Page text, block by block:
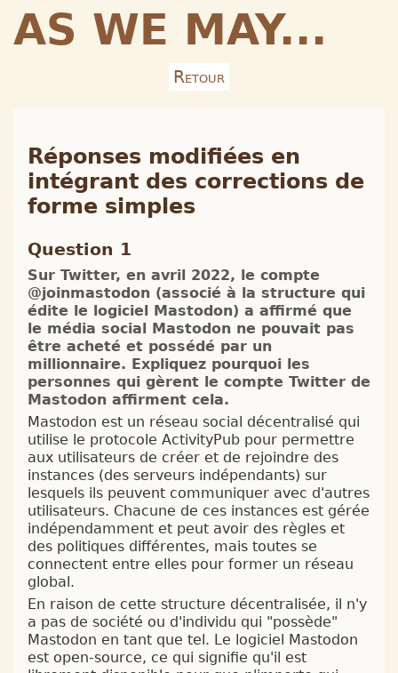
AS WE MAY...
Retour
Réponses modifiées en
intégrant des corrections de
forme simples
Question 1
Sur Twitter, en avril 2022, le compte
@joinmastodon (associé à la structure qui
édite le logiciel Mastodon) a affirmé que
le média social Mastodon ne pouvait pas
être acheté et possédé par un
millionnaire. Expliquez pourquoi les
personnes qui gèrent le compte Twitter de
Mastodon affirment cela.
Mastodon est un réseau social décentralisé qui
utilise le protocole ActivityPub pour permettre
aux utilisateurs de créer et de rejoindre des
instances (des serveurs indépendants) sur
lesquels ils peuvent communiquer avec d'autres
utilisateurs. Chacune de ces instances est gérée
indépendamment et peut avoir des règles et
des politiques différentes, mais toutes se
connectent entre elles pour former un réseau
global.
En raison de cette structure décentralisée, il n'y
a pas de société ou d'individu qui "possède"
Mastodon en tant que tel. Le logiciel Mastodon
est open-source, ce qui signifie qu'il est